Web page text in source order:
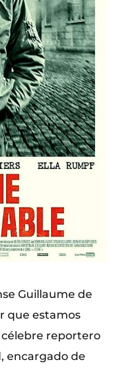
Guillaume de
que estamos
célebre reportero
encargado de